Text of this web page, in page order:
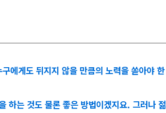
에게도 뒤지지 않을 만큼의 노력을 쏟아야 한
하는 것도 물론 좋은 방법이겠지요. 그러나 젊